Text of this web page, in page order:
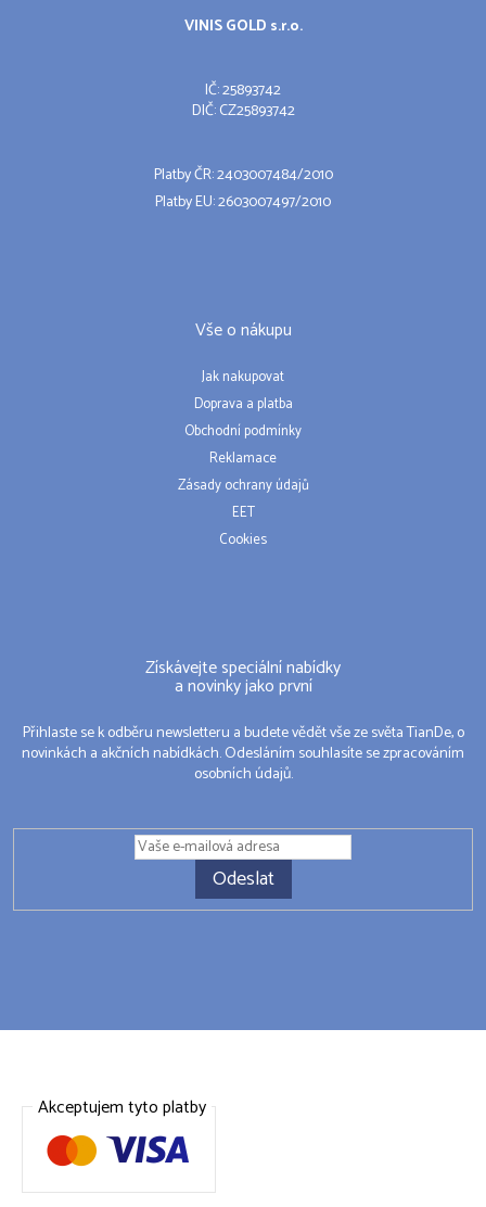
VINIS GOLD s.r.o.
IČ: 25893742
DIČ: CZ25893742
Platby ČR: 2403007484/2010
Platby EU: 2603007497/2010
Vše o nákupu
Jak nakupovat
Doprava a platba
Obchodní podmínky
Reklamace
Zásady ochrany údajů
EET
Cookies
Získávejte speciální nabídky
a novinky jako první
Přihlaste se k odběru newsletteru a budete vědět vše ze světa TianDe, o
novinkách a akčních nabídkách. Odesláním souhlasíte se zpracováním
osobních údajů.
Odeslat
Akceptujem tyto platby